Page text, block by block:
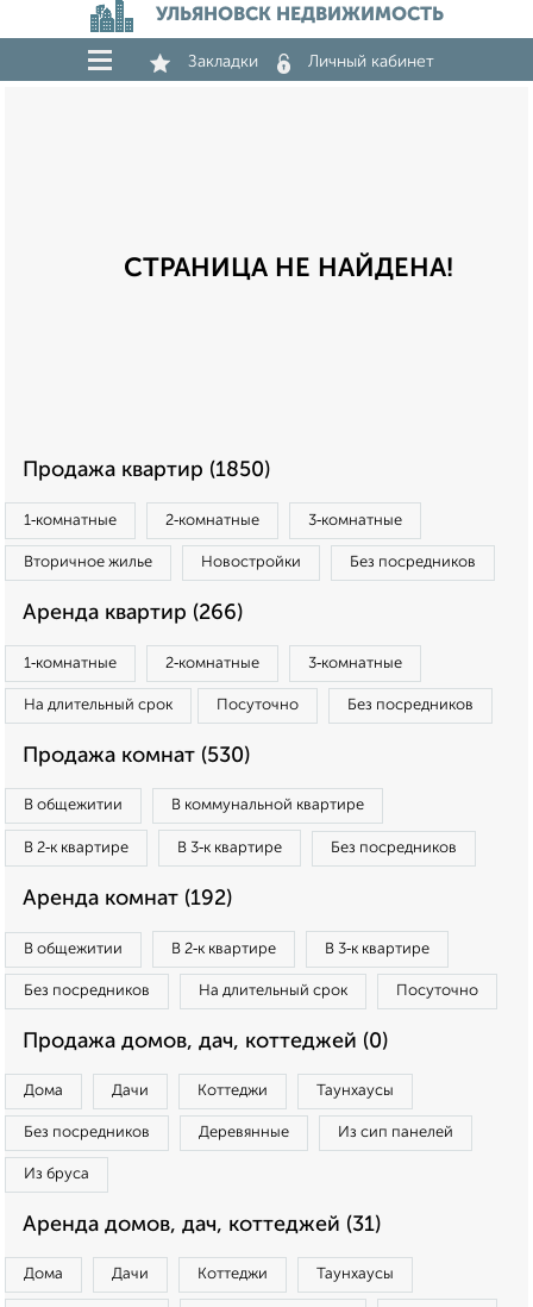
УЛЬЯНОВСК НЕДВИЖИМОСТЬ
Закладки Личный кабинет
СТРАНИЦА НЕ НАЙДЕНА!
Продажа квартир (1850)
1‑комнатные 2‑комнатные 3‑комнатные
Вторичное жилье Новостройки Без посредников
Аренда квартир (266)
1‑комнатные 2‑комнатные 3‑комнатные
На длительный срок Посуточно Без посредников
Продажа комнат (530)
В общежитии В коммунальной квартире
В 2‑к квартире В 3‑к квартире Без посредников
Аренда комнат (192)
В общежитии В 2‑к квартире В 3‑к квартире
Без посредников На длительный срок Посуточно
Продажа домов, дач, коттеджей (0)
Дома Дачи Коттеджи Таунхаусы
Без посредников Деревянные Из сип панелей
Из бруса
Аренда домов, дач, коттеджей (31)
Дома Дачи Коттеджи Таунхаусы